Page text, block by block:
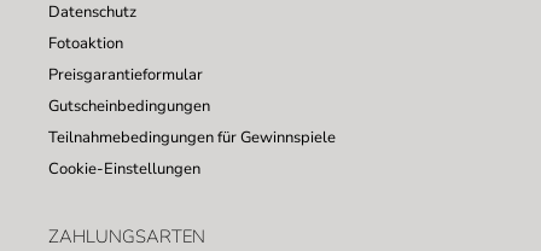
Datenschutz
Fotoaktion
Preisgarantieformular
Gutscheinbedingungen
Teilnahmebedingungen für Gewinnspiele
Cookie-Einstellungen
ZAHLUNGSARTEN